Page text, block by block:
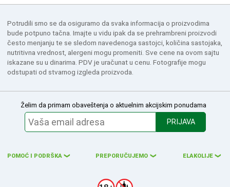
Potrudili smo se da osiguramo da svaka informacija o proizvodima
bude potpuno tačna. Imajte u vidu ipak da se prehrambreni proizvodi
često menjanju te se sledom navedenoga sastojci, količina sastojaka,
nutritivna vrednost, alergeni mogu promeniti. Sve cene na ovom sajtu
iskazane su u dinarima. PDV je uračunat u cenu. Fotografije mogu
odstupati od stvarnog izgleda proizvoda.
Želim da primam obaveštenja o aktuelnim akcijskim ponudama
PRIJAVA
POMOĆ I PODRŠKA ❮ PREPORUČUJEMO ❮ ELAKOLIJE ❮